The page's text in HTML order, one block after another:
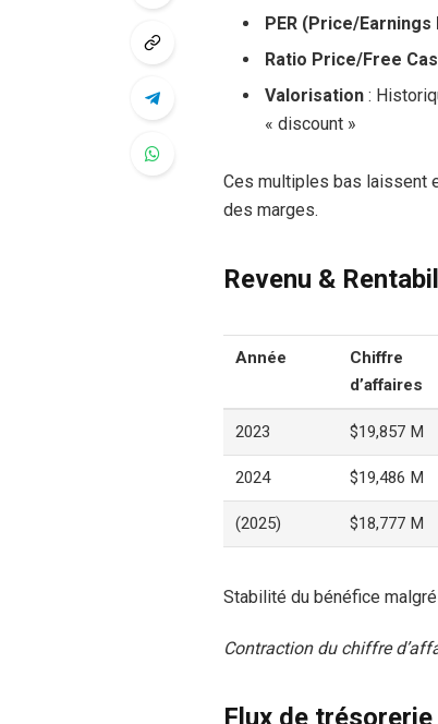
PER (Price/Earnings
Ratio Price/Free
Valorisation:
« discount »
Ces multiples bas laissent
des marges.
Revenu &
Année
Chiffre
d’affaires
2023 $19,857 M
2024 $19,486 M
(2025) $18,777 M
Stabilité du bénéfice
Contraction du chiffre
Flux de trésorerie